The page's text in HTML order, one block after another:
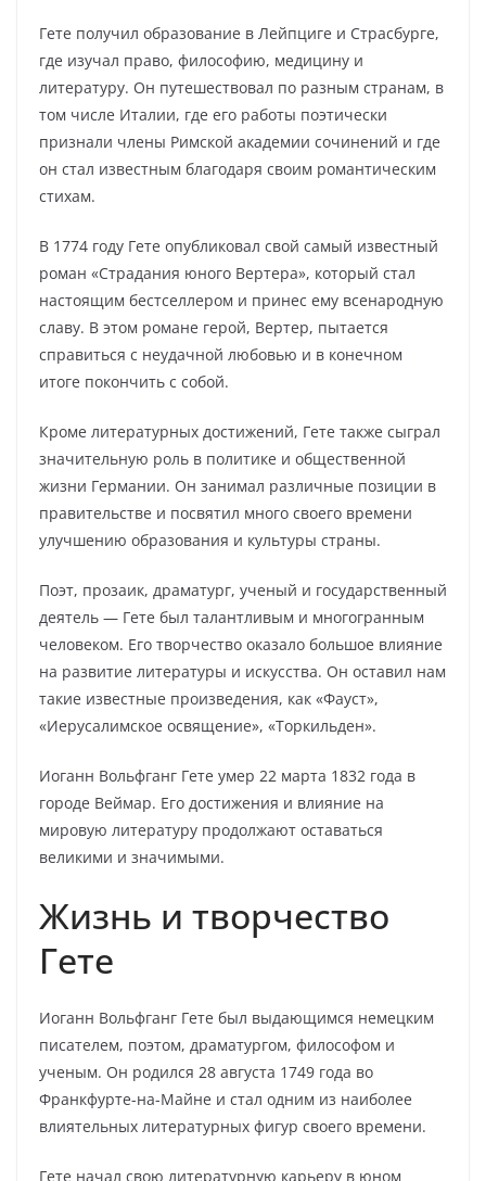
Гете получил образование в Лейпциге и Страсбурге,
где изучал право, философию, медицину и
литературу. Он путешествовал по разным странам, в
том числе Италии, где его работы поэтически
признали члены Римской академии сочинений и где
он стал известным благодаря своим романтическим
стихам.
В 1774 году Гете опубликовал свой самый известный
роман «Страдания юного Вертера», который стал
настоящим бестселлером и принес ему всенародную
славу. В этом романе герой, Вертер, пытается
справиться с неудачной любовью и в конечном
итоге покончить с собой.
Кроме литературных достижений, Гете также сыграл
значительную роль в политике и общественной
жизни Германии. Он занимал различные позиции в
правительстве и посвятил много своего времени
улучшению образования и культуры страны.
Поэт, прозаик, драматург, ученый и государственный
деятель — Гете был талантливым и многогранным
человеком. Его творчество оказало большое влияние
на развитие литературы и искусства. Он оставил нам
такие известные произведения, как «Фауст»,
«Иерусалимское освящение», «Торкильден».
Иоганн Вольфганг Гете умер 22 марта 1832 года в
городе Веймар. Его достижения и влияние на
мировую литературу продолжают оставаться
великими и значимыми.
Жизнь и творчество
Гете
Иоганн Вольфганг Гете был выдающимся немецким
писателем, поэтом, драматургом, философом и
ученым. Он родился 28 августа 1749 года во
Франкфурте-на-Майне и стал одним из наиболее
влиятельных литературных фигур своего времени.
Гете начал свою литературную карьеру в юном